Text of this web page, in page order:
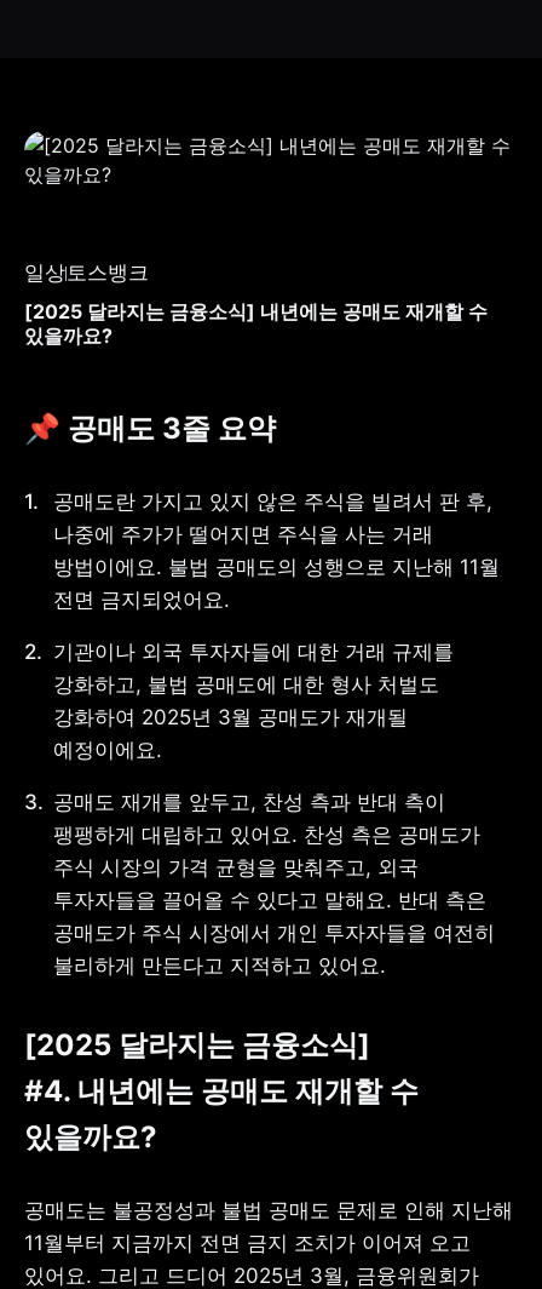
주소 : 06133 서울특별시 강남구
테헤란로 131, 13층 (역삼동,
한국지식재산센터)
대표 : 이은미
고객센터
전화 : 1661-7654(24시간 연중무휴)
해외전화 : +82-2-6975-9000
이메일 : help@tossbank.com
개인정보
처리방침
신용정보활용체제
이용자유의사항
보호금융상품등록부
외부채널
직원 고충 접수
채널
일상토스뱅크
[2025 달라지는 금융소식] 내년에는 공매도 재개할 수
있을까요?
📌 공매도 3줄 요약
공매도란 가지고 있지 않은 주식을 빌려서 판 후,
나중에 주가가 떨어지면 주식을 사는 거래
방법이에요. 불법 공매도의 성행으로 지난해 11월
전면 금지되었어요.
기관이나 외국 투자자들에 대한 거래 규제를
강화하고, 불법 공매도에 대한 형사 처벌도
강화하여 2025년 3월 공매도가 재개될
예정이에요.
공매도 재개를 앞두고, 찬성 측과 반대 측이
팽팽하게 대립하고 있어요. 찬성 측은 공매도가
주식 시장의 가격 균형을 맞춰주고, 외국
투자자들을 끌어올 수 있다고 말해요. 반대 측은
공매도가 주식 시장에서 개인 투자자들을 여전히
불리하게 만든다고 지적하고 있어요.
[2025 달라지는 금융소식]
#4. 내년에는 공매도 재개할 수
있을까요?
공매도는 불공정성과 불법 공매도 문제로 인해 지난해
11월부터 지금까지 전면 금지 조치가 이어져 오고
있어요. 그리고 드디어 2025년 3월, 금융위원회가